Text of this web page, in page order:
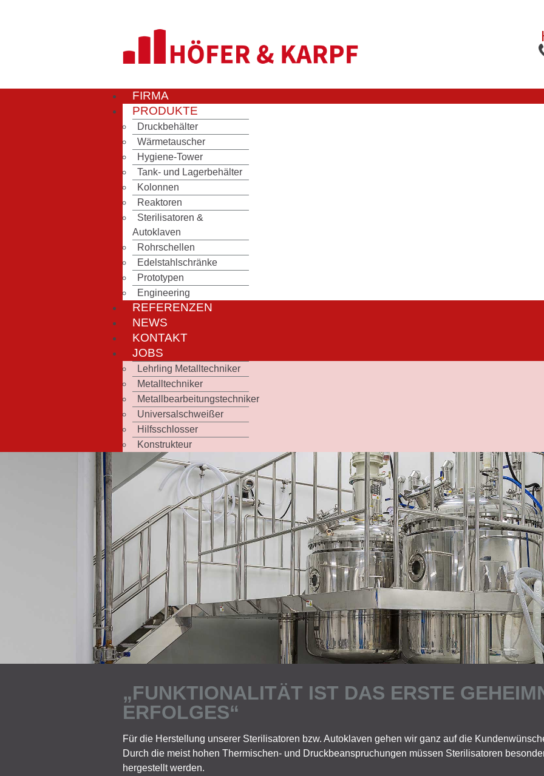
FIRMA
PRODUKTE
Druckbehälter
Wärmetauscher
Hygiene-Tower
Tank- und Lagerbehälter
Kolonnen
Reaktoren
Sterilisatoren &
Autoklaven
Rohrschellen
Edelstahlschränke
Prototypen
Engineering
REFERENZEN
NEWS
KONTAKT
JOBS
Lehrling Metalltechniker
Metalltechniker
Metallbearbeitungstechniker
Universalschweißer
Hilfsschlosser
Konstrukteur
„FUNKTIONALITÄT IST DAS ERSTE
ERFOLGES“
Für die Herstellung unserer Sterilisatoren bzw. Autoklaven gehen wir ganz auf die
Durch die meist hohen Thermischen- und Druckbeanspruchungen müssen Sterilisatoren
hergestellt werden.